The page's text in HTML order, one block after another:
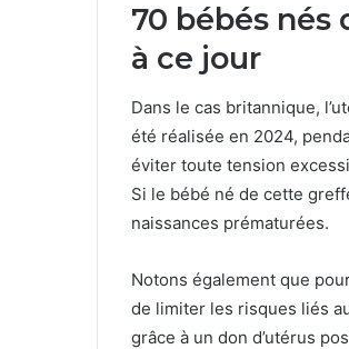
70 bébés nés
à ce jour
Dans le cas britannique,
été réalisée en 2024,
éviter toute tension
Si le bébé né de cette
naissances prématurées.
Notons également que
de limiter les risques liés
grâce à un don d’utérus